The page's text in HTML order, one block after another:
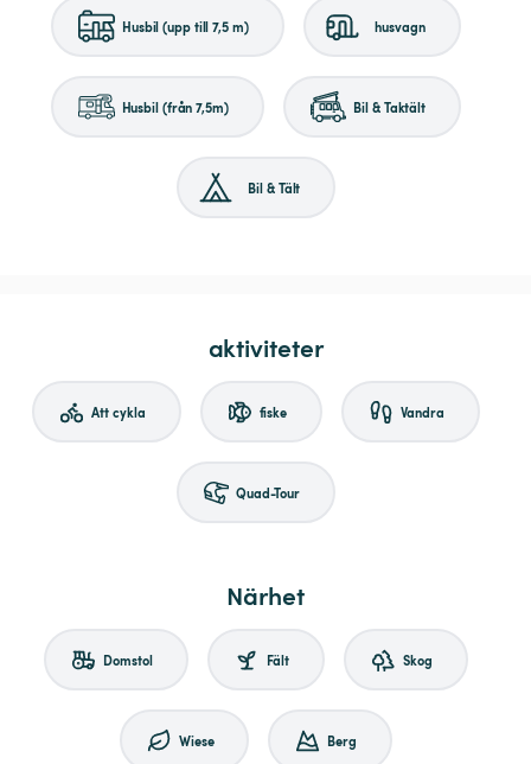
Husbil (upp till 7,5 m) husvagn
Husbil (från 7,5m) Bil & Taktält
Bil & Tält
aktiviteter
Att cykla fiske Vandra
Quad-Tour
Närhet
Domstol Fält Skog
Wiese Berg